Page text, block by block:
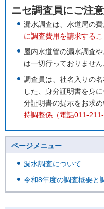
ニセ調査員にご注意
漏水調査は、水道局の
に調査費用を請求する
屋内水道管の漏水調査
は一切行っておりません
調査員は、社名入りの
した、身分証明書を身
分証明書の提示をお求め
持調整係（電話011-211-
ページメニュー
漏水調査について
令和8年度の調査概要と